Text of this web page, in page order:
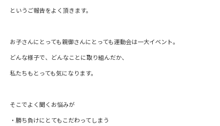
というご報告をよく頂きます。
お子さんにとっても親御さんにとっても運動会は一大イベント。
どんな様子で、どんなことに取り組んだか、
私たちもとっても気になります。
そこでよく聞くお悩みが
・勝ち負けにとてもこだわってしまう